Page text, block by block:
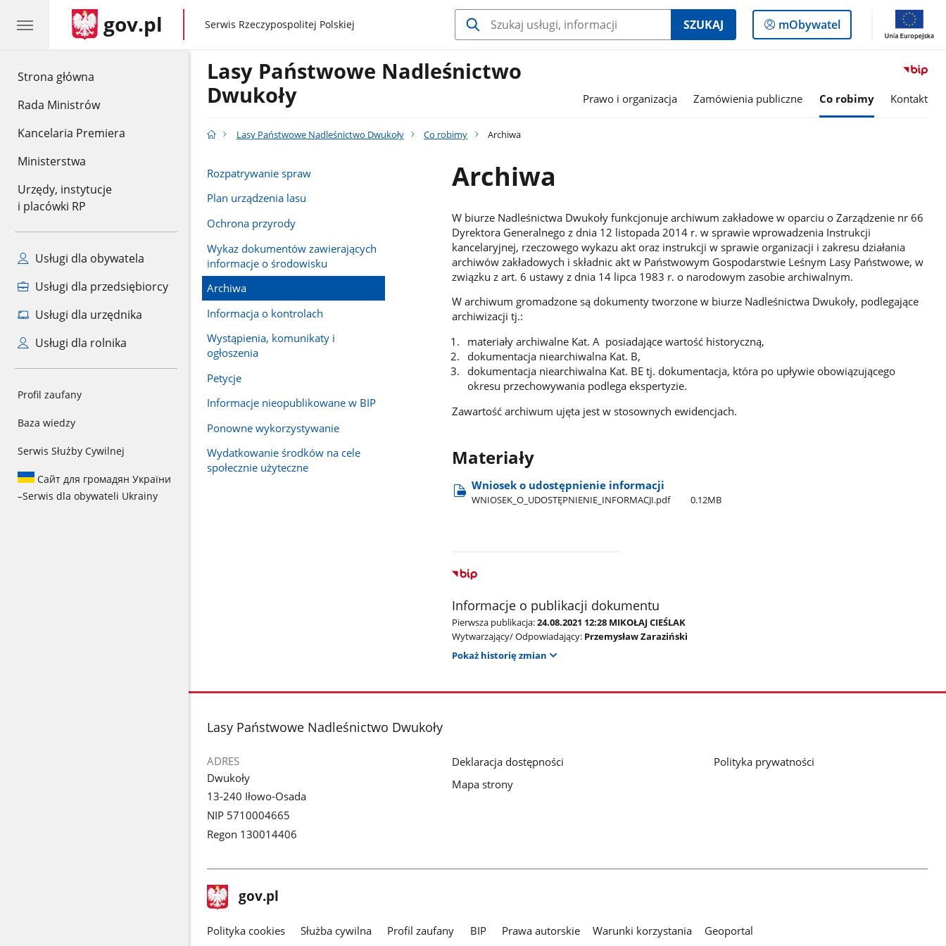
Strona główna
Rada Ministrów
Kancelaria Premiera
Ministerstwa
Urzędy, instytucje
i placówki RP
Usługi dla obywatela
Usługi dla przedsiębiorcy
Usługi dla urzędnika
Usługi dla rolnika
Profil zaufany
Baza wiedzy
Serwis Służby Cywilnej
Сайт для громадян України
–Serwis dla obywateli Ukrainy
gov.pl gov.pl
Serwis Rzeczypospolitej Polskiej SZUKAJ
Logowanie
do
mObywatel
Lasy Państwowe Nadleśnictwo
Dwukoły
Prawo i organizacja Zamówienia publiczne Co robimy Kontakt
Lasy Państwowe Nadleśnictwo Dwukoły Co robimy Archiwa
Rozpatrywanie spraw
Plan urządzenia lasu
Ochrona przyrody
Wykaz dokumentów zawierających
informacje o środowisku
Archiwa
Informacja o kontrolach
Wystąpienia, komunikaty i
ogłoszenia
Petycje
Informacje nieopublikowane w BIP
Ponowne wykorzystywanie
Wydatkowanie środków na cele
społecznie użyteczne
Archiwa
W biurze Nadleśnictwa Dwukoły funkcjonuje archiwum zakładowe w oparciu o Zarządzenie nr 66
Dyrektora Generalnego z dnia 12 listopada 2014 r. w sprawie wprowadzenia Instrukcji
kancelaryjnej, rzeczowego wykazu akt oraz instrukcji w sprawie organizacji i zakresu działania
archiwów zakładowych i składnic akt w Państwowym Gospodarstwie Leśnym Lasy Państwowe, w
związku z art. 6 ustawy z dnia 14 lipca 1983 r. o narodowym zasobie archiwalnym.
W archiwum gromadzone są dokumenty tworzone w biurze Nadleśnictwa Dwukoły, podlegające
archiwizacji tj.:
materiały archiwalne Kat. A posiadające wartość historyczną,
dokumentacja niearchiwalna Kat. B,
dokumentacja niearchiwalna Kat. BE tj. dokumentacja, która po upływie obowiązującego
okresu przechowywania podlega ekspertyzie.
Zawartość archiwum ujęta jest w stosownych ewidencjach.
Materiały
Wniosek o udostępnienie informacji
WNIOSEK​_O​_UDOSTĘPNIENIE​_INFORMACJI.pdf 0.12MB
Informacje o publikacji dokumentu
Pierwsza publikacja:24.08.2021 12:28 MIKOŁAJ CIEŚLAK
Wytwarzający/ Odpowiadający: Przemysław Zaraziński
Pokaż historię zmian
stopka
Lasy Państwowe Nadleśnictwo Dwukoły
ADRES
Dwukoły
13-240 Iłowo-Osada
NIP 5710004665
Regon 130014406
Deklaracja dostępności
Mapa strony
Polityka prywatności
stopka
gov.pl Strona
gov.pl
gov.pl
Polityka cookies Służba cywilna Profil zaufany BIP Prawa autorskie Warunki korzystania Geoportal